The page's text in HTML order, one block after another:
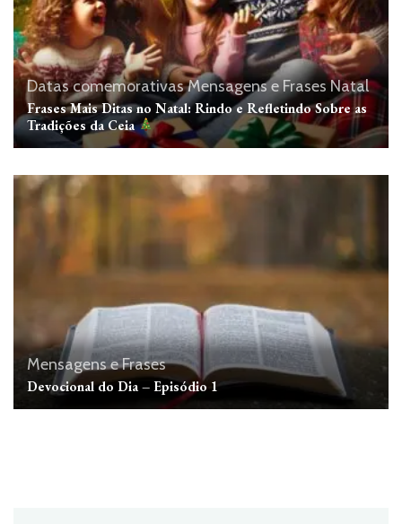
Datas comemorativasMensagens e Frases Natal
Frases Mais Ditas no Natal: Rindo e Refletindo Sobre as
Tradições da Ceia
Mensagens e Frases
Devocional do Dia – Episódio 1